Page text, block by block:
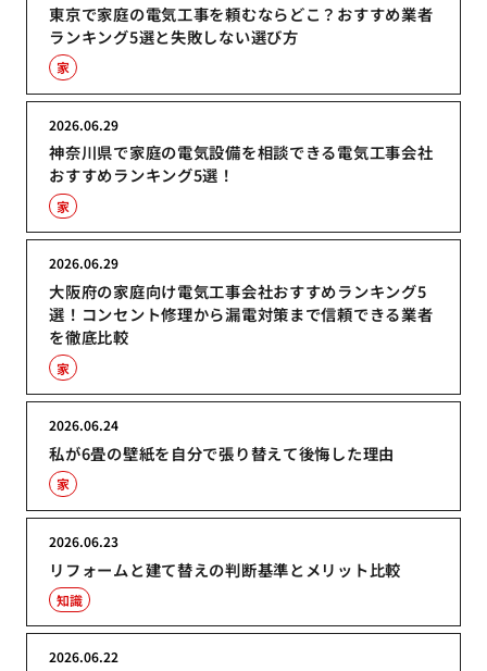
東京で家庭の電気工事を頼むならどこ？おすすめ業者
ランキング5選と失敗しない選び方
家
神奈川県で家庭の電気設備を相談できる電気工事会社
おすすめランキング5選！
2026.06.29
家
大阪府の家庭向け電気工事会社おすすめランキング5
選！コンセント修理から漏電対策まで信頼できる業者
を徹底比較
2026.06.29
家
私が6畳の壁紙を自分で張り替えて後悔した理由
2026.06.24
家
リフォームと建て替えの判断基準とメリット比較
2026.06.23
知識
2026.06.22